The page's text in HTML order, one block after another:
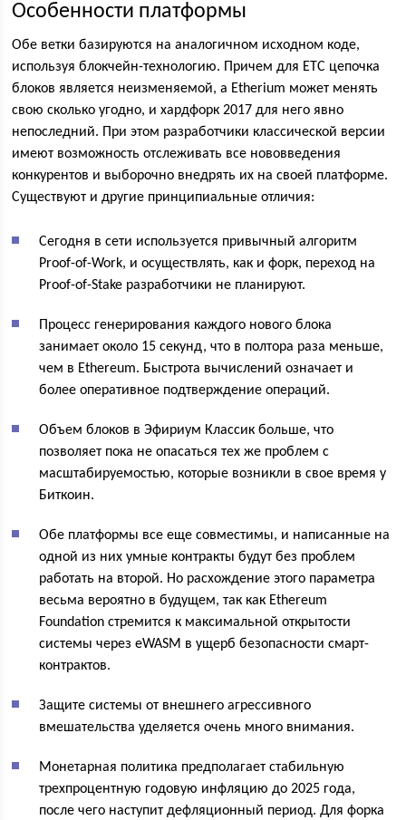
Особенности платформы
Обе ветки базируются на аналогичном исходном коде,
используя блокчейн-технологию. Причем для ЕТС цепочка
блоков является неизменяемой, а Etherium может менять
свою сколько угодно, и хардфорк 2017 для него явно
непоследний. При этом разработчики классической версии
имеют возможность отслеживать все нововведения
конкурентов и выборочно внедрять их на своей платформе.
Существуют и другие принципиальные отличия:
Сегодня в сети используется привычный алгоритм
Proof-of-Work, и осуществлять, как и форк, переход на
Proof-of-Stake разработчики не планируют.
Процесс генерирования каждого нового блока
занимает около 15 секунд, что в полтора раза меньше,
чем в Ethereum. Быстрота вычислений означает и
более оперативное подтверждение операций.
Объем блоков в Эфириум Классик больше, что
позволяет пока не опасаться тех же проблем с
масштабируемостью, которые возникли в свое время у
Биткоин.
Обе платформы все еще совместимы, и написанные на
одной из них умные контракты будут без проблем
работать на второй. Но расхождение этого параметра
весьма вероятно в будущем, так как Ethereum
Foundation стремится к максимальной открытости
системы через eWASM в ущерб безопасности смарт-
контрактов.
Защите системы от внешнего агрессивного
вмешательства уделяется очень много внимания.
Монетарная политика предполагает стабильную
трехпроцентную годовую инфляцию до 2025 года,
после чего наступит дефляционный период. Для форка